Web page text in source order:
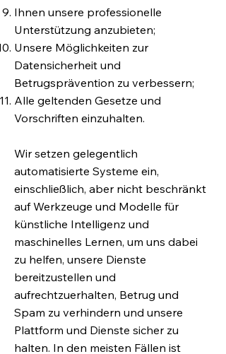
Ihnen unsere professionelle
Unterstützung anzubieten;
Unsere Möglichkeiten zur
Datensicherheit und
Betrugsprävention zu verbessern;
Alle geltenden Gesetze und
Vorschriften einzuhalten.
Wir setzen gelegentlich
automatisierte Systeme ein,
einschließlich, aber nicht beschränkt
auf Werkzeuge und Modelle für
künstliche Intelligenz und
maschinelles Lernen, um uns dabei
zu helfen, unsere Dienste
bereitzustellen und
aufrechtzuerhalten, Betrug und
Spam zu verhindern und unsere
Plattform und Dienste sicher zu
halten. In den meisten Fällen ist